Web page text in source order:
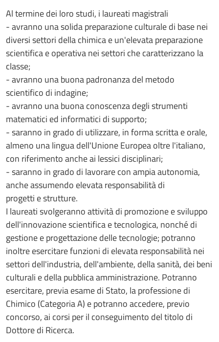
Al termine dei loro studi, i laureati magistrali
- avranno una solida preparazione culturale di base nei
diversi settori della chimica e un'elevata preparazione
scientifica e operativa nei settori che caratterizzano la
classe;
- avranno una buona padronanza del metodo
scientifico di indagine;
- avranno una buona conoscenza degli strumenti
matematici ed informatici di supporto;
- saranno in grado di utilizzare, in forma scritta e orale,
almeno una lingua dell'Unione Europea oltre l'italiano,
con riferimento anche ai lessici disciplinari;
- saranno in grado di lavorare con ampia autonomia,
anche assumendo elevata responsabilità di
progetti e strutture.
I laureati svolgeranno attività di promozione e sviluppo
dell'innovazione scientifica e tecnologica, nonché di
gestione e progettazione delle tecnologie; potranno
inoltre esercitare funzioni di elevata responsabilità nei
settori dell'industria, dell'ambiente, della sanità, dei beni
culturali e della pubblica amministrazione. Potranno
esercitare, previa esame di Stato, la professione di
Chimico (Categoria A) e potranno accedere, previo
concorso, ai corsi per il conseguimento del titolo di
Dottore di Ricerca.